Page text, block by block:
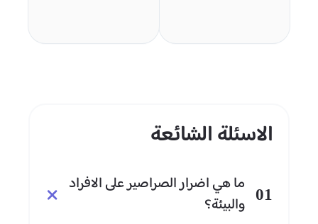
الاسئلة الشائعة
01
ما هي اضرار الصراصير على الافراد
والبيئة؟